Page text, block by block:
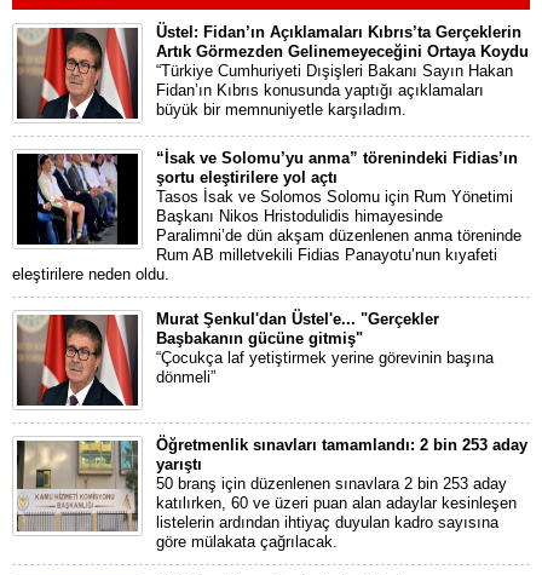
Üstel: Fidan’ın Açıklamaları Kıbrıs’ta Gerçeklerin
Artık Görmezden Gelinemeyeceğini Ortaya Koydu
“Türkiye Cumhuriyeti Dışişleri Bakanı Sayın Hakan
Fidan’ın Kıbrıs konusunda yaptığı açıklamaları
büyük bir memnuniyetle karşıladım.
“İsak ve Solomu’yu anma” törenindeki Fidias’ın
şortu eleştirilere yol açtı
Tasos İsak ve Solomos Solomu için Rum Yönetimi
Başkanı Nikos Hristodulidis himayesinde
Paralimni’de dün akşam düzenlenen anma töreninde
Rum AB milletvekili Fidias Panayotu’nun kıyafeti
eleştirilere neden oldu.
Murat Şenkul'dan Üstel'e... "Gerçekler
Başbakanın gücüne gitmiş"
“Çocukça laf yetiştirmek yerine görevinin başına
dönmeli”
Öğretmenlik sınavları tamamlandı: 2 bin 253 aday
yarıştı
50 branş için düzenlenen sınavlara 2 bin 253 aday
katılırken, 60 ve üzeri puan alan adaylar kesinleşen
listelerin ardından ihtiyaç duyulan kadro sayısına
göre mülakata çağrılacak.